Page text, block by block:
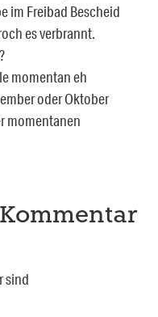
im Freibad Bescheid
es verbrannt.
momentan eh
oder Oktober
momentanen
sind